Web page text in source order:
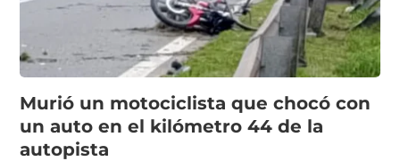
Murió un motociclista que chocó con
un auto en el kilómetro 44 de la
autopista